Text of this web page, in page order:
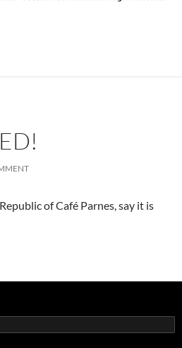
of Café Parnes, say it is